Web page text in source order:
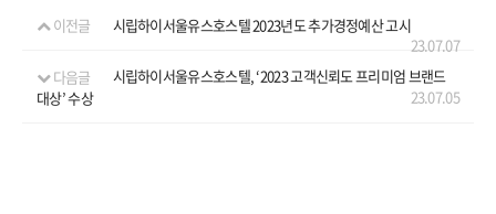
이전글
시립하이서울유스호스텔 2023년도 추가경정예산 고시
23.07.07
다음글
시립하이서울유스호스텔, ‘2023 고객신뢰도 프리미엄 브랜드
대상’ 수상
23.07.05